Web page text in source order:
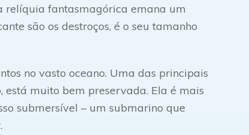
relíquia fantasmagórica emana um
são os destroços, é o seu tamanho
no vasto oceano. Uma das principais
está muito bem preservada. Ela é mais
submersível – um submarino que